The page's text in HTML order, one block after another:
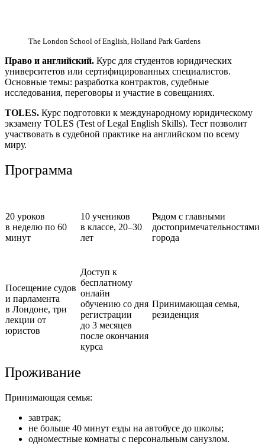
The London School of English, Holland Park Gardens
Право и английский. Курс для студентов юридических
университетов или сертифицированных специалистов.
Основные темы: разработка контрактов, судебные
исследования, переговоры и участие в совещаниях.
TOLES. Курс подготовки к международному юридическому
экзамену TOLES (Test of Legal English Skills). Тест позволит
участвовать в судебной практике на английском по всему
миру.
Программа
20 уроков
в неделю по 60
минут
10 учеников
в классе, 20–30
лет
Рядом с главными
достопримечательностями
города
Посещение судов
и парламента
в Лондоне, три
лекции от
юристов
Доступ к
бесплатному
онлайн
обучению со дня
регистрации
до 3 месяцев
после окончания
курса
Принимающая семья,
резиденция
Проживание
Принимающая семья:
завтрак;
не больше 40 минут езды на автобусе до школы;
одноместные комнаты с персональным санузлом.